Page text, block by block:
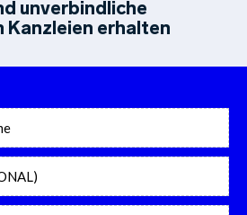
unverbindliche
Kanzleien erhalten